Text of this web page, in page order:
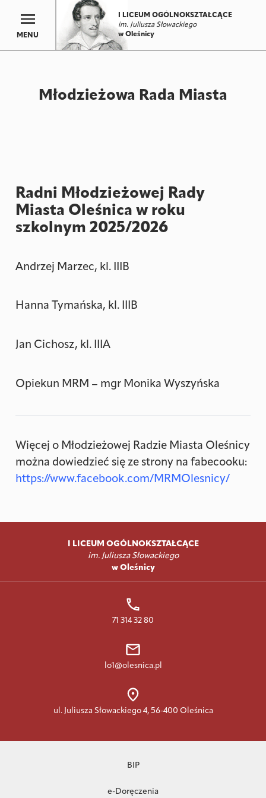
MENU
I LICEUM OGÓLNOKSZTAŁCĄCE
im. Juliusza Słowackiego
w Oleśnicy
Młodzieżowa Rada Miasta
Radni Młodzieżowej Rady
Miasta Oleśnica w roku
szkolnym 2025/2026
Andrzej Marzec, kl. IIIB
Hanna Tymańska, kl. IIIB
Jan Cichosz, kl. IIIA
Opiekun MRM – mgr Monika Wyszyńska
Więcej o Młodzieżowej Radzie Miasta Oleśnicy
można dowiedzieć się ze strony na fabecooku:
https://www.facebook.com/MRMOlesnicy/
I LICEUM OGÓLNOKSZTAŁCĄCE
im. Juliusza Słowackiego
w Oleśnicy
71 314 32 80
lo1@olesnica.pl
ul. Juliusza Słowackiego 4, 56-400 Oleśnica
BIP
e-Doręczenia